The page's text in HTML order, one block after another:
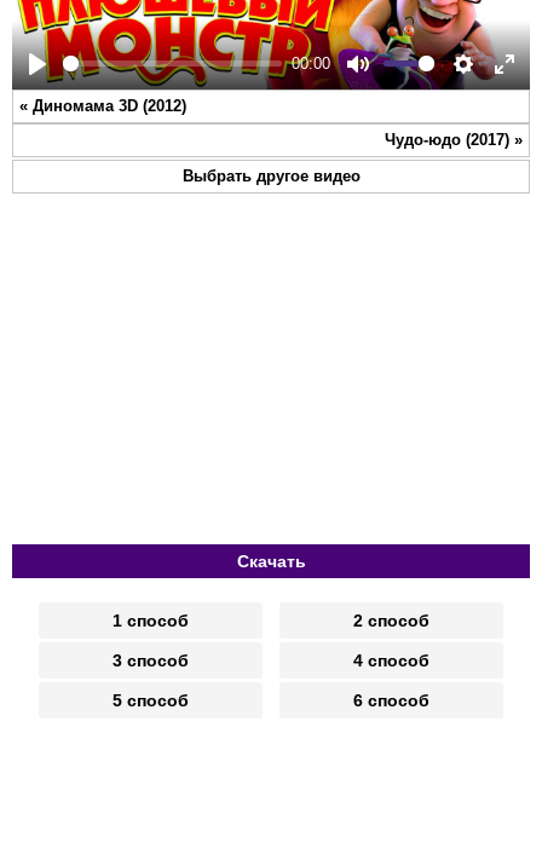
Play
00:00
Mute Settings
« Диномама 3D (2012)
Чудо-юдо (2017) »
Выбрать другое видео
Скачать
1 способ 2 способ
3 способ 4 способ
5 способ 6 способ